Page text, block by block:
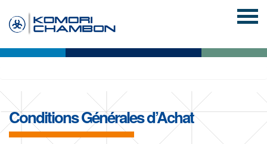
K
C
AConditions Générales d’Achat